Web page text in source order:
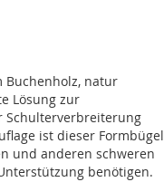
Buchenholz, natur
Lösung zur
Schulterverbreiterung
ist dieser Formbügel
und anderen schweren
benötigen.